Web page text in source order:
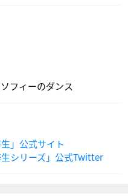
フィーのダンス
」公式サイト
シリーズ」公式Twitter